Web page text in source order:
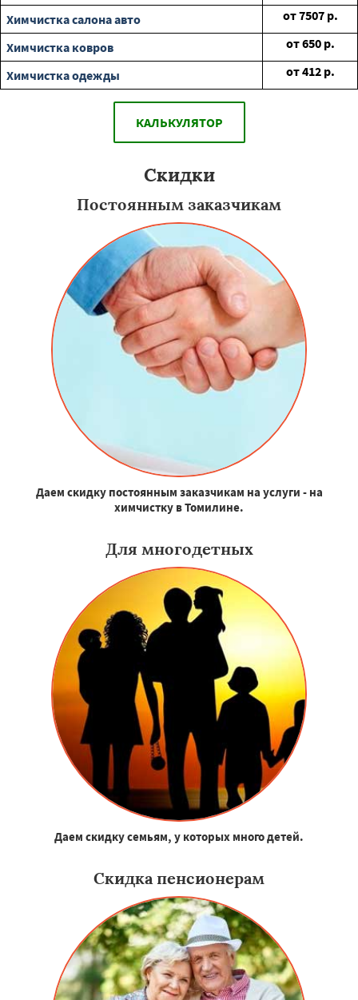
Химчистка салона авто
от7507 р.
Химчистка ковров
от650 р.
Химчистка одежды
от412 р.
КАЛЬКУЛЯТОР
Скидки
Постоянным заказчикам
Даем скидку постоянным заказчикам на услуги - на
химчистку в Томилине.
Для многодетных
Даем скидку семьям, у которых много детей.
Скидка пенсионерам